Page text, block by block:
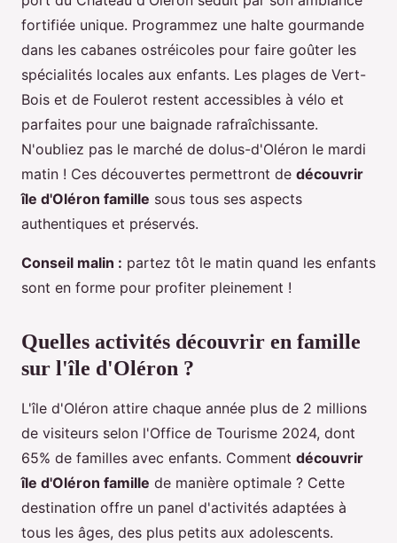
fortifiée unique. Programmez une halte gourmande
dans les cabanes ostréicoles pour faire goûter les
spécialités locales aux enfants. Les plages de Vert-
Bois et de Foulerot restent accessibles à vélo et
parfaites pour une baignade rafraîchissante.
N'oubliez pas le marché de dolus-d'Oléron le mardi
matin ! Ces découvertes permettront de découvrir
île d'Oléron famille sous tous ses aspects
authentiques et préservés.
Conseil malin : partez tôt le matin quand les enfants
sont en forme pour profiter pleinement !
Quelles activités découvrir en famille
sur l'île d'Oléron ?
L'île d'Oléron attire chaque année plus de 2 millions
de visiteurs selon l'Office de Tourisme 2024, dont
65% de familles avec enfants. Comment découvrir
île d'Oléron famille de manière optimale ? Cette
destination offre un panel d'activités adaptées à
tous les âges, des plus petits aux adolescents.